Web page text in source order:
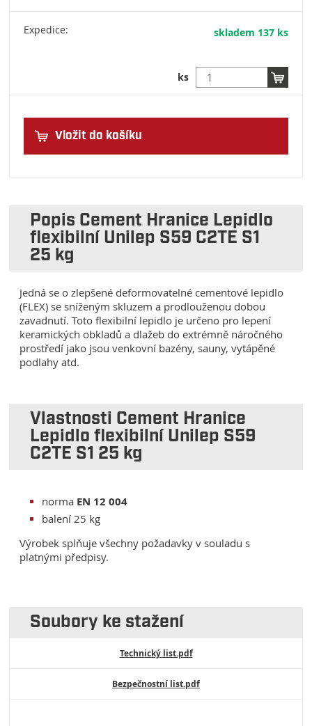
Expedice: skladem 137 ks
ks
Vložit do košíku
Popis Cement Hranice Lepidlo
flexibilní Unilep S59 C2TE S1
25 kg
Jedná se o zlepšené deformovatelné cementové lepidlo
(FLEX) se sníženým skluzem a prodlouženou dobou
zavadnutí. Toto flexibilní lepidlo je určeno pro lepení
keramických obkladů a dlažeb do extrémně náročného
prostředí jako jsou venkovní bazény, sauny, vytápěné
podlahy atd.
Vlastnosti Cement Hranice
Lepidlo flexibilní Unilep S59
C2TE S1 25 kg
norma EN 12 004
balení 25 kg
Výrobek splňuje všechny požadavky v souladu s
platnými předpisy.
Soubory ke stažení
Technický list.pdf
Bezpečnostní list.pdf